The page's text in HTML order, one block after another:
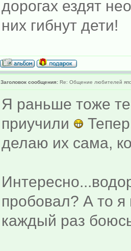
дорогах ездят
них гибнут дети!
Заголовок сообщения: Re: Общение любителей
Я раньше тоже
приучили
делаю их сама,
пробовал? А то я
каждый раз